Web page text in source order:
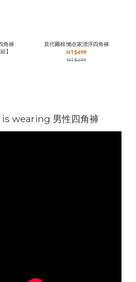
角褲
】
莫代爾棉 懶在家漂浮四角褲
NT$499
NT$699
wearing 男性四角褲